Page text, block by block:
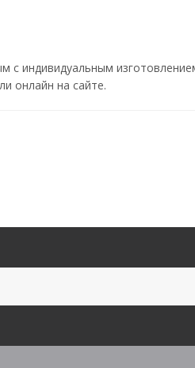
с индивидуальным
онлайн на сайте.